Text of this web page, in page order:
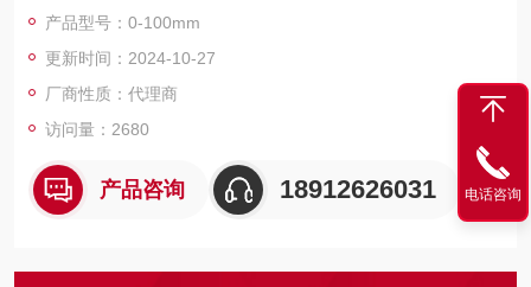
机，等等）
4.自动唤醒及自动休眠模式，测量系统
5.数据输出
产品型号：0-100mm
更新时间：2024-10-27
厂商性质：代理商
访问量：2680
产品咨询 18912626031 电话咨询